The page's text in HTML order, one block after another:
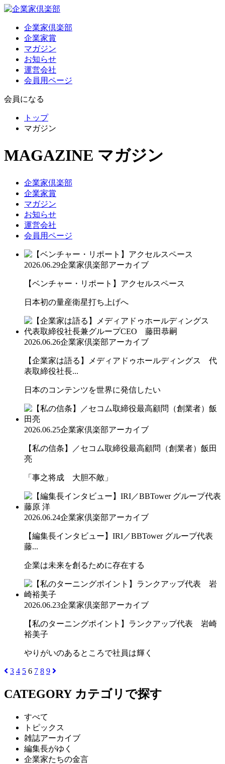
企業家倶楽部
企業家賞
マガジン
お知らせ
運営会社
会員用ページ
会員になる
トップ
マガジン
MAGAZINE マガジン
企業家倶楽部
企業家賞
マガジン
お知らせ
運営会社
会員用ページ
2026.06.29企業家倶楽部アーカイブ
【ベンチャー・リポート】アクセルスペース
日本初の量産衛星打ち上げへ
2026.06.26企業家倶楽部アーカイブ
【企業家は語る】メディアドゥホールディングス 代
表取締役社長...
日本のコンテンツを世界に発信したい
2026.06.25企業家倶楽部アーカイブ
【私の信条】／セコム取締役最高顧問（創業者）飯田
亮
「事之将成 大胆不敵」
2026.06.24企業家倶楽部アーカイブ
【編集長インタビュー】IRI／BBTower グループ代表
藤...
企業は未来を創るために存在する
2026.06.23企業家倶楽部アーカイブ
【私のターニングポイント】ランクアップ代表 岩崎
裕美子
やりがいのあるところで社員は輝く
3 4 5 6 7 8 9
CATEGORY カテゴリで探す
すべて
トピックス
雑誌アーカイブ
編集長がゆく
企業家たちの金言